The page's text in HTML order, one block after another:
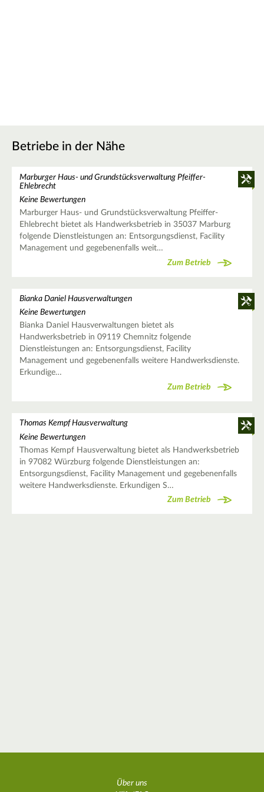
Betriebe in der Nähe
Marburger Haus- und Grundstücksverwaltung Pfeiffer-
Ehlebrecht
Keine Bewertungen
Marburger Haus- und Grundstücksverwaltung Pfeiffer-
Ehlebrecht bietet als Handwerksbetrieb in 35037 Marburg
folgende Dienstleistungen an: Entsorgungsdienst, Facility
Management und gegebenenfalls weit…
Zum Betrieb
Bianka Daniel Hausverwaltungen
Keine Bewertungen
Bianka Daniel Hausverwaltungen bietet als
Handwerksbetrieb in 09119 Chemnitz folgende
Dienstleistungen an: Entsorgungsdienst, Facility
Management und gegebenenfalls weitere Handwerksdienste.
Erkundige…
Zum Betrieb
Thomas Kempf Hausverwaltung
Keine Bewertungen
Thomas Kempf Hausverwaltung bietet als Handwerksbetrieb
in 97082 Würzburg folgende Dienstleistungen an:
Entsorgungsdienst, Facility Management und gegebenenfalls
weitere Handwerksdienste. Erkundigen S…
Zum Betrieb
Über uns